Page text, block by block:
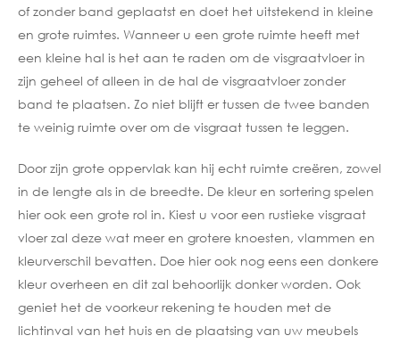
of zonder band geplaatst en doet het uitstekend in kleine
en grote ruimtes. Wanneer u een grote ruimte heeft met
een kleine hal is het aan te raden om de visgraatvloer in
zijn geheel of alleen in de hal de visgraatvloerzonder
band te plaatsen. Zo niet blijft er tussen de twee banden
te weinig ruimte over om de visgraat tussen te leggen.
Door zijn grote oppervlak kan hij echt ruimte creëren, zowel
in de lengte als in de breedte. De kleur en sortering spelen
hier ook een grote rol in. Kiest u voor een rustieke visgraat
vloer zal deze wat meer en grotere knoesten, vlammen en
kleurverschil bevatten. Doe hier ook nog eens een donkere
kleur overheen en dit zal behoorlijk donker worden. Ook
geniet het de voorkeur rekening te houden met de
lichtinval van het huis en de plaatsing van uw meubels